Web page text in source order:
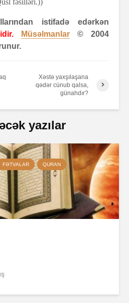
fəsilləri.))
istifadə edərkən
Müsəlmanlar
© 2004
Xəstə yaxşılaşana
qədər cünub qalsa,
günahdır?
yazılar
FƏTVALAR QURAN